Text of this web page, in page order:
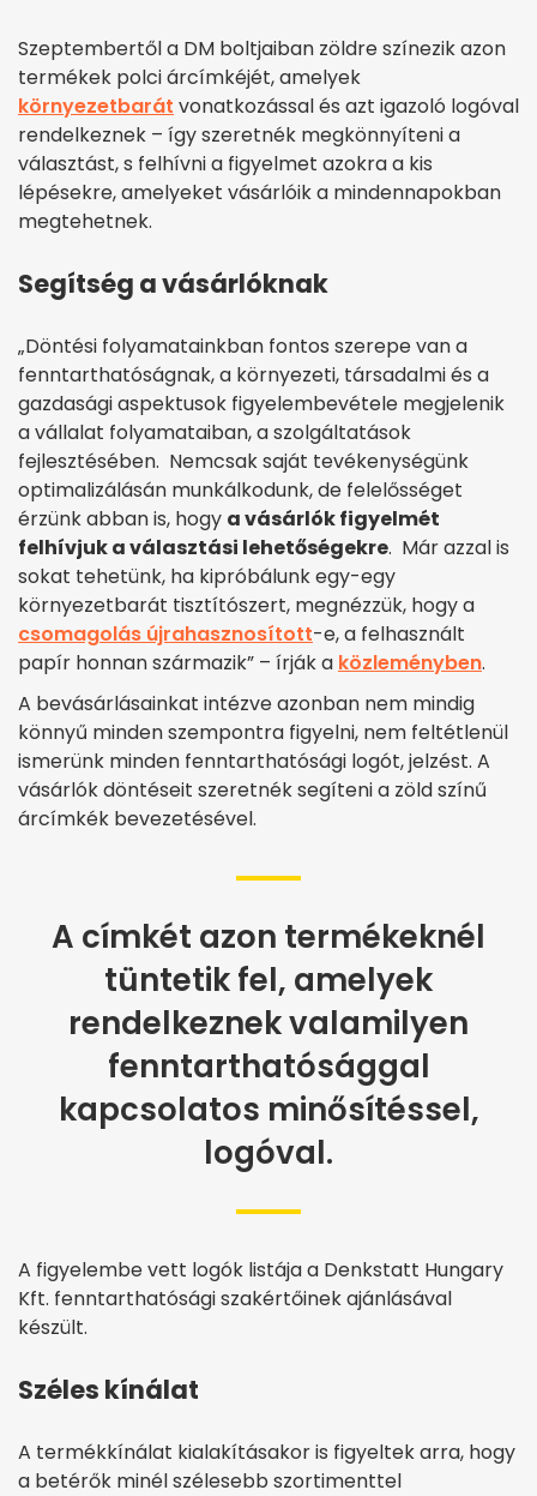
Szeptembertől a DM boltjaiban zöldre színezik azon
termékek polci árcímkéjét, amelyek
környezetbarát vonatkozással és azt igazoló logóval
rendelkeznek – így szeretnék megkönnyíteni a
választást, s felhívni a figyelmet azokra a kis
lépésekre, amelyeket vásárlóik a mindennapokban
megtehetnek.
Segítség a vásárlóknak
„Döntési folyamatainkban fontos szerepe van a
fenntarthatóságnak, a környezeti, társadalmi és a
gazdasági aspektusok figyelembevétele megjelenik
a vállalat folyamataiban, a szolgáltatások
fejlesztésében. Nemcsak saját tevékenységünk
optimalizálásán munkálkodunk, de felelősséget
érzünk abban is, hogy a vásárlók figyelmét
felhívjuk a választási lehetőségekre. Már azzal is
sokat tehetünk, ha kipróbálunk egy-egy
környezetbarát tisztítószert, megnézzük, hogy a
csomagolás újrahasznosított-e, a felhasznált
papír honnan származik” – írják a közleményben.
A bevásárlásainkat intézve azonban nem mindig
könnyű minden szempontra figyelni, nem feltétlenül
ismerünk minden fenntarthatósági logót, jelzést. A
vásárlók döntéseit szeretnék segíteni a zöld színű
árcímkék bevezetésével.
A címkét azon termékeknél
tüntetik fel, amelyek
rendelkeznek valamilyen
fenntarthatósággal
kapcsolatos minősítéssel,
logóval.
A figyelembe vett logók listája a Denkstatt Hungary
Kft. fenntarthatósági szakértőinek ajánlásával
készült.
Széles kínálat
A termékkínálat kialakításakor is figyeltek arra, hogy
a betérők minél szélesebb szortimenttel